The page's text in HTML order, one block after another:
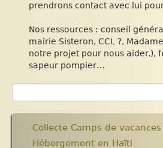
prendrons contact avec lui
Nos ressources : conseil
mairie Sisteron, CCL ?,
notre projet pour nous aider.),
sapeur pompier…
Collecte Camps de vacances
Hébergement en Haïti